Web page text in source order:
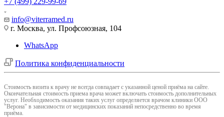
info@viterramed.ru
г. Москва, ул. Профсоюзная, 104
WhatsApp
Политика конфиденциальности
Cтоимость визита к врачу не всегда совпадает с указанной ценой приёма на сайте.
Окончательная стоимость приема врача может включать стоимость дополнительных
услуг. Необходимость оказания таких услуг определяется врачом клиники ООО
"Верона" в зависимости от медицинских показаний непосредственно во время
приёма.